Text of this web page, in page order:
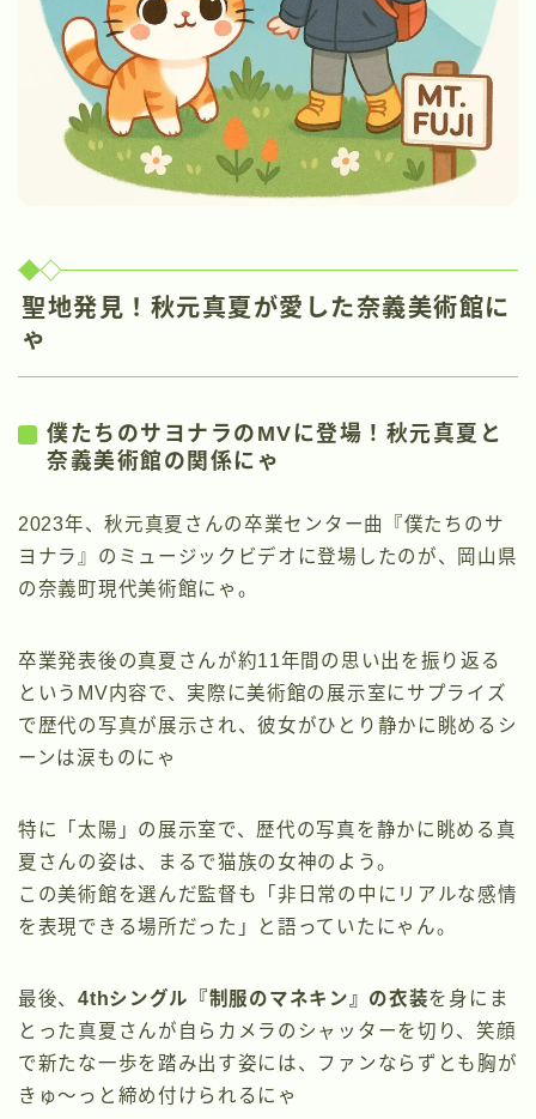
聖地発見！秋元真夏が愛した奈義美術館に
ゃ
僕たちのサヨナラのMVに登場！秋元真夏と
奈義美術館の関係にゃ
2023年、秋元真夏さんの卒業センター曲『僕たちのサ
ヨナラ』のミュージックビデオに登場したのが、岡山県
の奈義町現代美術館にゃ。
卒業発表後の真夏さんが約11年間の思い出を振り返る
というMV内容で、実際に美術館の展示室にサプライズ
で歴代の写真が展示され、彼女がひとり静かに眺めるシ
ーンは涙ものにゃ
特に「太陽」の展示室で、歴代の写真を静かに眺める真
夏さんの姿は、まるで猫族の女神のよう。
この美術館を選んだ監督も「非日常の中にリアルな感情
を表現できる場所だった」と語っていたにゃん。
最後、4thシングル『制服のマネキン』の衣装を身にま
とった真夏さんが自らカメラのシャッターを切り、笑顔
で新たな一歩を踏み出す姿には、ファンならずとも胸が
きゅ〜っと締め付けられるにゃ